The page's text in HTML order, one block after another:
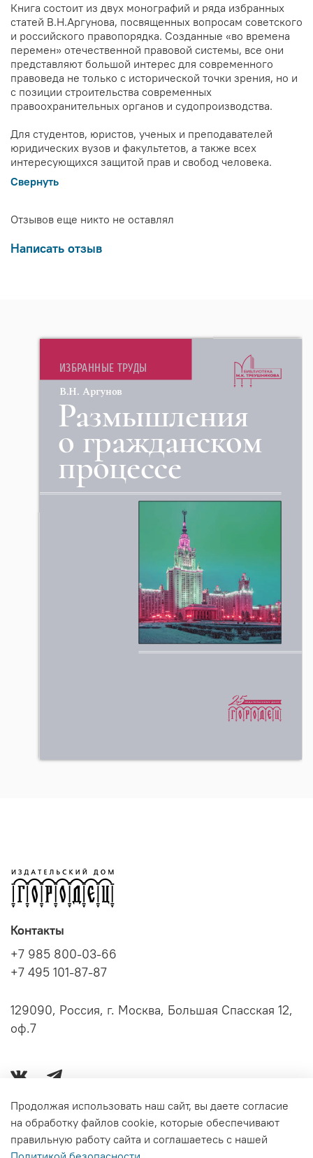
Книга состоит из двух монографий и ряда избранных
статей В.Н.Аргунова, посвященных вопросам советского
и российского правопорядка. Созданные «во времена
перемен» отечественной правовой системы, все они
представляют большой интерес для современного
правоведа не только с исторической точки зрения, но и
с позиции строительства современных
правоохранительных органов и судопроизводства.
Для студентов, юристов, ученых и преподавателей
юридических вузов и факультетов, а также всех
интересующихся защитой прав и свобод человека.
Свернуть
Отзывов еще никто не оставлял
Написать отзыв
Серии книг
Контакты
+7 985 800-03-66
+7 495 101-87-87
129090, Россия, г. Москва, Большая Спасская 12,
оф.7
Продолжая использовать наш сайт, вы даете согласие
на обработку файлов cookie, которые обеспечивают
правильную работу сайта и соглашаетесь с нашей